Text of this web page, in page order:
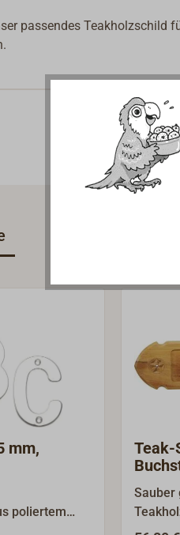
passendes Teakholzschild
mm,
poliertem
mit
Teak-
Sauber